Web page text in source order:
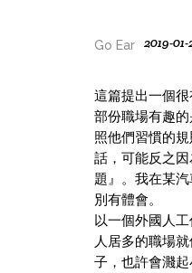
Go Ear 2019-
這篇提出一個
部份職場有趣
照他們習慣的
話，可能反之
題』。我在某
別有體會。
以一個外國人
人居多的職場
子，也許會濺起